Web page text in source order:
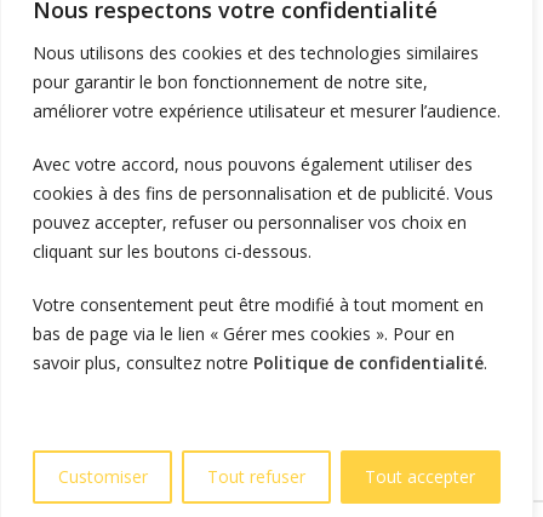
Nous respectons votre confidentialité
Nous utilisons des cookies et des technologies similaires
pour garantir le bon fonctionnement de notre site,
améliorer votre expérience utilisateur et mesurer l’audience.
Avec votre accord, nous pouvons également utiliser des
cookies à des fins de personnalisation et de publicité. Vous
pouvez accepter, refuser ou personnaliser vos choix en
cliquant sur les boutons ci-dessous.
Votre consentement peut être modifié à tout moment en
bas de page via le lien « Gérer mes cookies ». Pour en
savoir plus, consultez notre Politique de confidentialité.
Customiser Tout refuser Tout accepter
A Domicile
Télécharger l'application
LIENS UTILES
L'entreprise
Vous êtes installateur ?
Vous êtes particulier ?